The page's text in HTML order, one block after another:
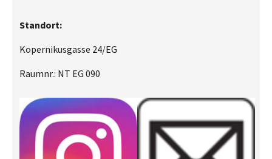
Standort:
Kopernikusgasse 24/EG
Raumnr.: NT EG 090